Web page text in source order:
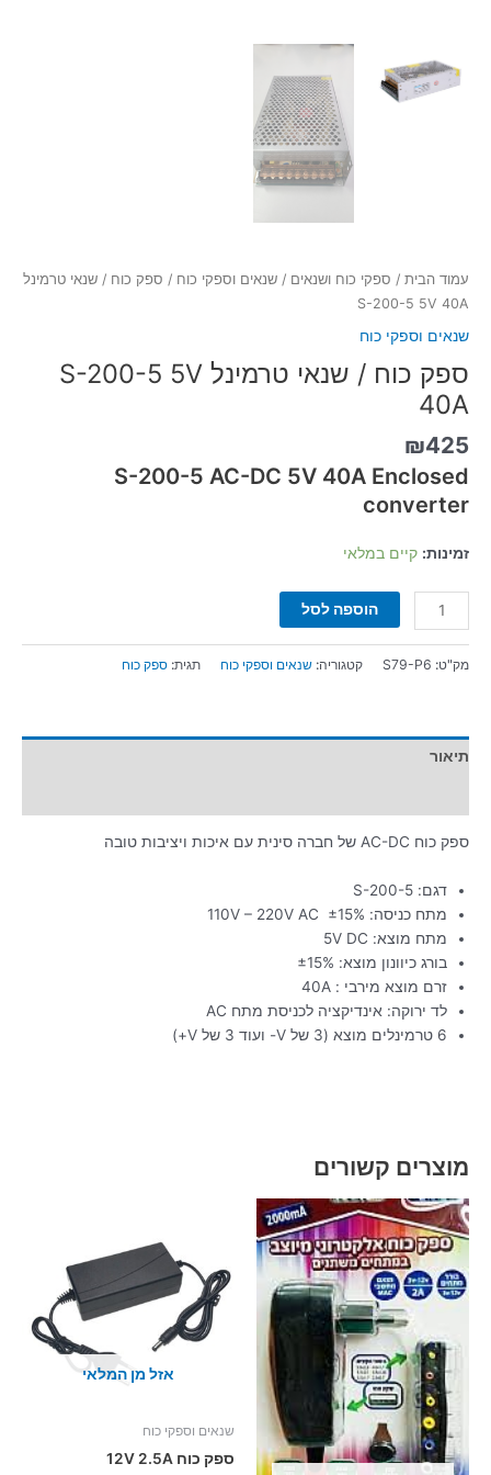
עמוד הבית / ספקי כוח ושנאים / שנאים וספקי כוח / ספק כוח / שנאי טרמינל
S-200-5 5V 40A
שנאים וספקי כוח
ספק כוח / שנאי טרמינל S-200-5 5V
40A
₪425
S-200-5 AC-DC 5V 40A Enclosed
converter
זמינות: קיים במלאי
הוספה לסל
מק"ט: S79-P6 קטגוריה: שנאים וספקי כוח תגית: ספק כוח
תיאור
ספק כוח AC-DC של חברה סינית עם איכות ויציבות טובה
דגם: S-200-5
מתח כניסה: 110V – 220V AC ±15%
מתח מוצא: 5V DC
בורג כיוונון מוצא: ±15%
זרם מוצא מירבי : 40A
לד ירוקה: אינדיקציה לכניסת מתח AC
6 טרמינלים מוצא (3 של V- ועוד 3 של V+)
מוצרים קשורים
אזל מן המלאי
שנאים וספקי כוח
ספק כוח 12V 2.5A